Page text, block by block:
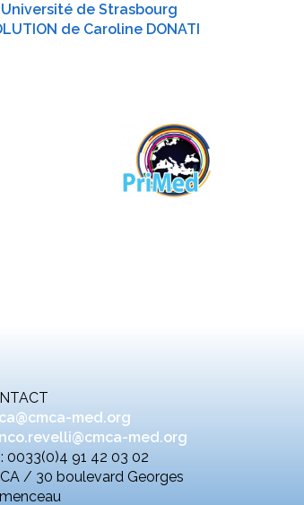
de Strasbourg
de Caroline DONATI
med.org
med.org
0033(0)4 91 42 03 02
/ 30 boulevard Georges